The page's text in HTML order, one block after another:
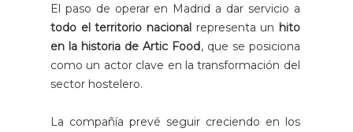
El paso de operar en Madrid a dar servicio a
todo el territorio nacional representa un hito
en la historia de Artic Food, que se posiciona
como un actor clave en la transformación del
sector hostelero.
La compañía prevé seguir creciendo en los